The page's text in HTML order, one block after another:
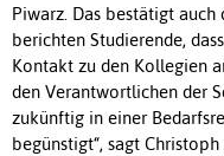
Piwarz. Das bestätigt auch
berichten Studierende,
Kontakt zu den Kollegien
den Verantwortlichen der
zukünftig in einer
begünstigt“, sagt